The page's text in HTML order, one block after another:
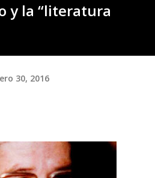
y la “literatura
30, 2016